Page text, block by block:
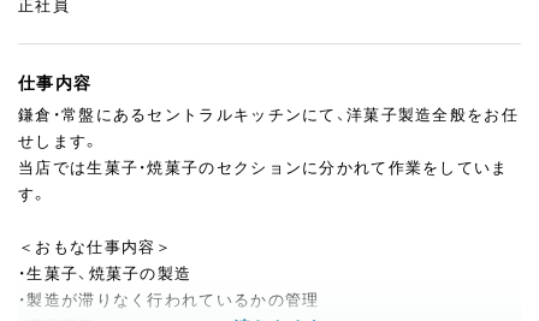
正社員
仕事内容
鎌倉・常盤にあるセントラルキッチンにて、洋菓子製造全般をお任
せします。
当店では生菓子・焼菓子のセクションに分かれて作業をしていま
す。
＜おもな仕事内容＞
・生菓子、焼菓子の製造
・製造が滞りなく行われているかの管理